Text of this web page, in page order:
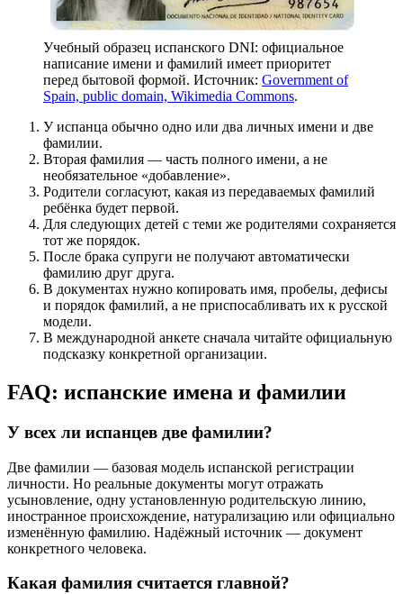
Учебный образец испанского DNI: официальное
написание имени и фамилий имеет приоритет
перед бытовой формой. Источник: Government of
Spain, public domain, Wikimedia Commons.
У испанца обычно одно или два личных имени и две
фамилии.
Вторая фамилия — часть полного имени, а не
необязательное «добавление».
Родители согласуют, какая из передаваемых фамилий
ребёнка будет первой.
Для следующих детей с теми же родителями сохраняется
тот же порядок.
После брака супруги не получают автоматически
фамилию друг друга.
В документах нужно копировать имя, пробелы, дефисы
и порядок фамилий, а не приспосабливать их к русской
модели.
В международной анкете сначала читайте официальную
подсказку конкретной организации.
FAQ: испанские имена и фамилии
У всех ли испанцев две фамилии?
Две фамилии — базовая модель испанской регистрации
личности. Но реальные документы могут отражать
усыновление, одну установленную родительскую линию,
иностранное происхождение, натурализацию или официально
изменённую фамилию. Надёжный источник — документ
конкретного человека.
Какая фамилия считается главной?